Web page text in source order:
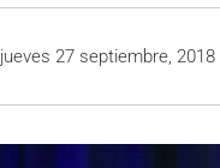
jueves 27 septiembre, 2018